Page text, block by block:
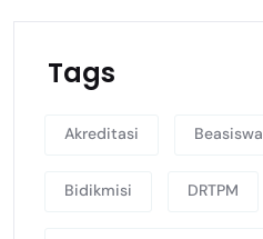
Tags
Akreditasi Beasiswa
Bidikmisi DRTPM